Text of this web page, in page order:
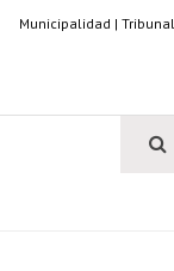
Municipalidad |